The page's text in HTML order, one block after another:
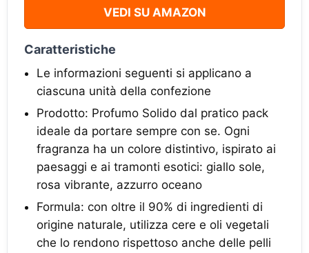
VEDI SU AMAZON
Caratteristiche
Le informazioni seguenti si applicano a
ciascuna unità della confezione
Prodotto: Profumo Solido dal pratico pack
ideale da portare sempre con se. Ogni
fragranza ha un colore distintivo, ispirato ai
paesaggi e ai tramonti esotici: giallo sole,
rosa vibrante, azzurro oceano
Formula: con oltre il 90% di ingredienti di
origine naturale, utilizza cere e oli vegetali
che lo rendono rispettoso anche delle pelli